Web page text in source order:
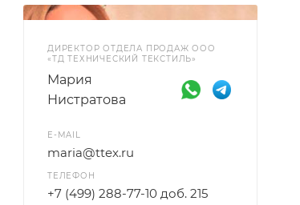
ДИРЕКТОР ОТДЕЛА ПРОДАЖ ООО
«ТД ТЕХНИЧЕСКИЙ ТЕКСТИЛЬ»
Мария
Нистратова
E-MAIL
maria@ttex.ru
ТЕЛЕФОН
+7 (499) 288-77-10 доб. 215